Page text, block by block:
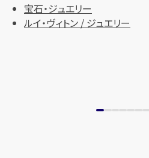
宝石・ジュエリー
ルイ・ヴィトン / ジュエリー